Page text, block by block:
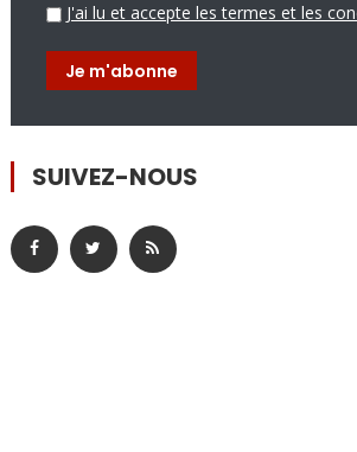
J'ai lu et accepte les termes et les
SUIVEZ-NOUS